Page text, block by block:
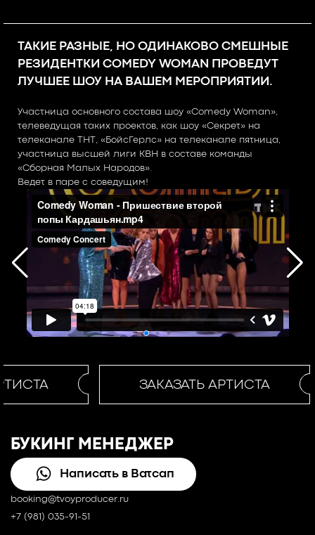
ТАКИЕ РАЗНЫЕ, НО ОДИНАКОВО СМЕШНЫЕ
РЕЗИДЕНТКИ COMEDY WOMAN ПРОВЕДУТ
ЛУЧШЕЕ ШОУ НА ВАШЕМ МЕРОПРИЯТИИ.
Участница основного состава шоу «Comedy Woman»,
телеведущая таких проектов, как шоу «Секрет» на
телеканале ТНТ, «БойсГерлс» на телеканале пятница,
участница высшей лиги КВН в составе команды
«Сборная Малых Народов».
Ведет в паре с соведущим!
ЗАКАЗАТЬ АРТИСТА
БУКИНГ МЕНЕДЖЕР
Написать в Ватсап
booking@tvoyproducer.ru
+7 (981) 035-91-51